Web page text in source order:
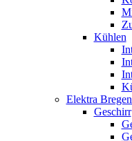
Kühlen
Elektra
Geschirr